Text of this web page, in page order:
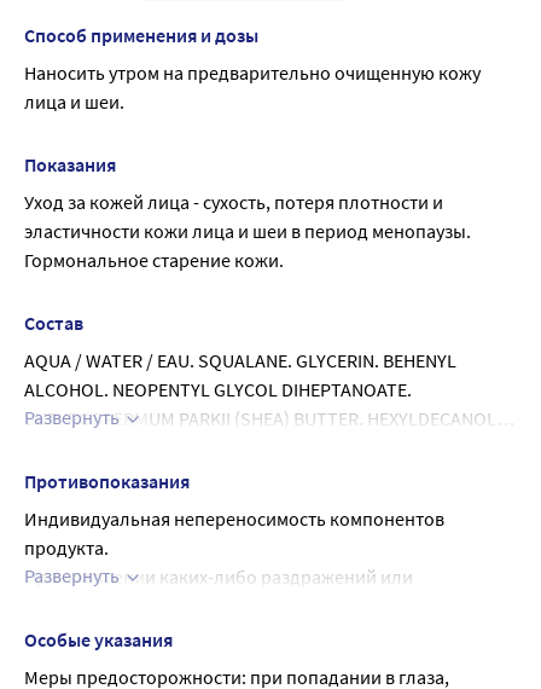
Способ применения и дозы
Наносить утром на предварительно очищенную кожу
лица и шеи.
Показания
Уход за кожей лица - сухость, потеря плотности и
эластичности кожи лица и шеи в период менопаузы.
Гормональное старение кожи.
Состав
AQUA / WATER / EAU. SQUALANE. GLYCERIN. BEHENYL
ALCOHOL. NEOPENTYL GLYCOL DIHEPTANOATE.
BUTYROSPERMUM PARKII (SHEA) BUTTER. HEXYLDECANOL.
ISOSTEARYL ISOSTEARATE. POTASSIUM CETYL PHOSPHATE.
EXTRACT. LECITHIN. PARFUM / FRAGRANCE. SODIUM
POLYACRYLATE. SODIUM BENZOATE. CITRIC ACID. SODIUM
HYALURONATE. XANTHAN GUM. STEARIC ACID. SODIUM
CAPRYLYL GLYCOL. NONAPEPTIDE-1. DISODIUM PHOSPHATE.
1552B.
Развернуть
Противопоказания
Индивидуальная непереносимость компонентов
продукта.
При появлении каких-либо раздражений или
использование.
Развернуть
Особые указания
Меры предосторожности: при попадании в глаза,